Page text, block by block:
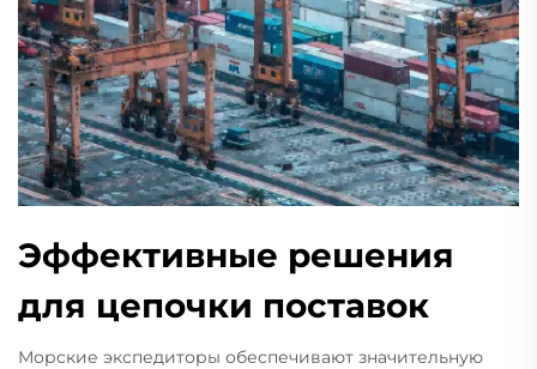
Эффективные решения
для цепочки поставок
Морские экспедиторы обеспечивают значительную